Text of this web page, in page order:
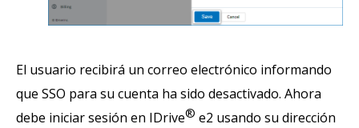
El usuario recibirá un correo electrónico informando
que SSO para su cuenta ha sido desactivado. Ahora
debe iniciar sesión en IDrive® e2 usando su dirección